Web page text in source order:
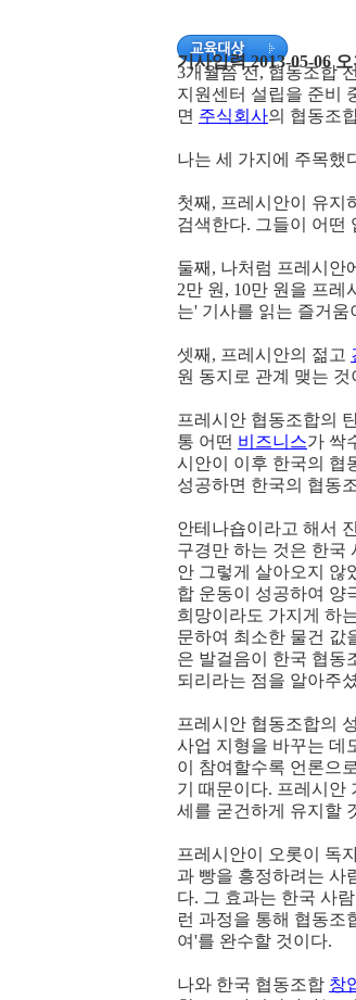
기사입력 2013-05-06
3개월쯤 전, 협동조합
지원센터 설립을 준비
면 주식회사의 협동조
나는 세 가지에 주목했
첫째, 프레시안이 유지
검색한다. 그들이 어떤
둘째, 나처럼 프레시안
2만 원, 10만 원을 프
는' 기사를 읽는 즐거
셋째, 프레시안의 젊고
원 동지로 관계 맺는
프레시안 협동조합의
통 어떤 비즈니스가 싹
시안이 이후 한국의 협
성공하면 한국의 협동
안테나숍이라고 해서
구경만 하는 것은 한국
안 그렇게 살아오지 않
합 운동이 성공하여 양
희망이라도 가지게 하
문하여 최소한 물건 값
은 발걸음이 한국 협동
되리라는 점을 알아주
프레시안 협동조합의
사업 지형을 바꾸는 데
이 참여할수록 언론으
기 때문이다. 프레시안
세를 굳건하게 유지할
프레시안이 오롯이 독
과 빵을 흥정하려는 사
다. 그 효과는 한국 사
런 과정을 통해 협동조
여'를 완수할 것이다.
나와 한국 협동조합 창